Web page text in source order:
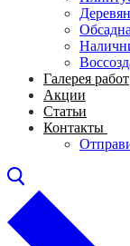
Галерея работ
Акции
Статьи
Контакты